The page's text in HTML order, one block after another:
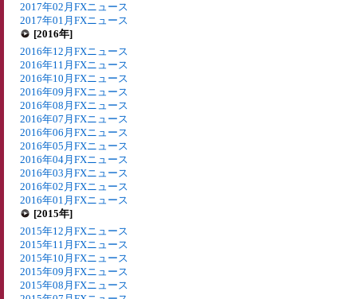
2017年02月FXニュース
2017年01月FXニュース
[2016年]
2016年12月FXニュース
2016年11月FXニュース
2016年10月FXニュース
2016年09月FXニュース
2016年08月FXニュース
2016年07月FXニュース
2016年06月FXニュース
2016年05月FXニュース
2016年04月FXニュース
2016年03月FXニュース
2016年02月FXニュース
2016年01月FXニュース
[2015年]
2015年12月FXニュース
2015年11月FXニュース
2015年10月FXニュース
2015年09月FXニュース
2015年08月FXニュース